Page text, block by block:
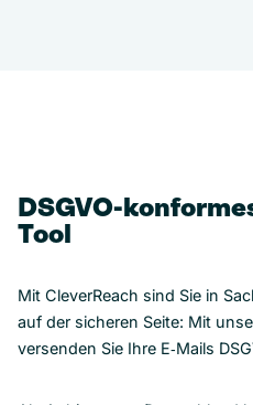
DSGVO-
Tool
Mit CleverReach sind Sie in
auf der sicheren Seite: Mit
versenden Sie Ihre E‑Mails